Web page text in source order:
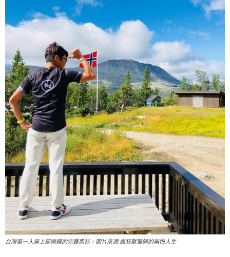
台灣第一人穿上那榮耀的完賽黑衫，圖片來源:瘋狂獸醫師的無悔人生